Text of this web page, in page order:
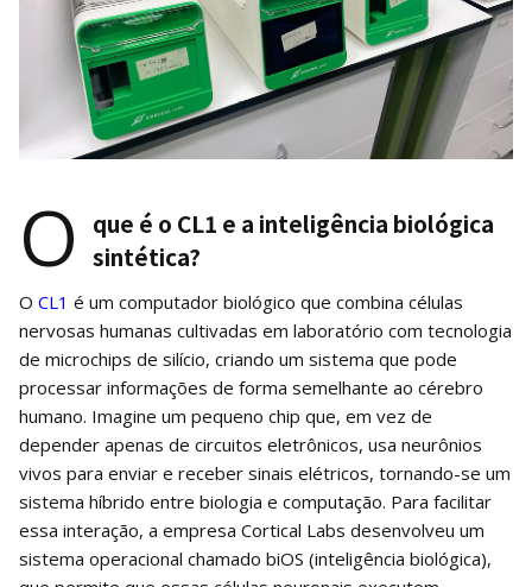
O
que é o CL1 e a inteligência biológica
sintética?
O CL1 é um computador biológico que combina células
nervosas humanas cultivadas em laboratório com tecnologia
de microchips de silício, criando um sistema que pode
processar informações de forma semelhante ao cérebro
humano. Imagine um pequeno chip que, em vez de
depender apenas de circuitos eletrônicos, usa neurônios
vivos para enviar e receber sinais elétricos, tornando-se um
sistema híbrido entre biologia e computação. Para facilitar
essa interação, a empresa Cortical Labs desenvolveu um
sistema operacional chamado biOS (inteligência biológica),